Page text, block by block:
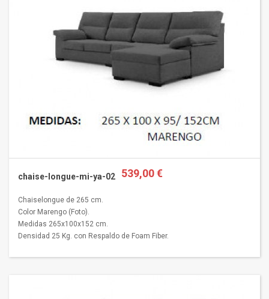
chaise-longue-mi-ya-02 539,00 €
Chaiselongue de 265 cm.
Color Marengo (Foto).
Medidas 265x100x152 cm.
Densidad 25 Kg. con Respaldo de Foam Fiber.